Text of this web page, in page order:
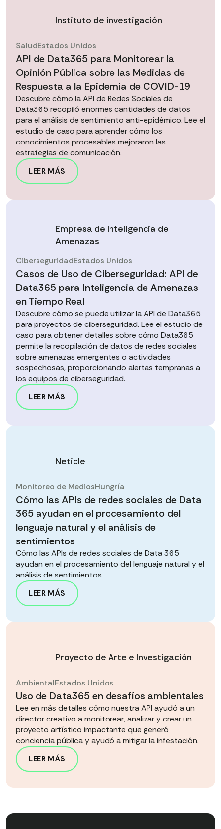
API de Data365 para Monitorear la
Opinión Pública sobre las Medidas de
Respuesta a la Epidemia de COVID-19
Descubre cómo la API de Redes Sociales de
Data365 recopiló enormes cantidades de datos
para el análisis de sentimiento anti-epidémico. Lee el
estudio de caso para aprender cómo los
conocimientos procesables mejoraron las
estrategias de comunicación.
LEER MÁS
Instituto de investigación
SaludEstados Unidos
Casos de Uso de Ciberseguridad: API de
Data365 para Inteligencia de Amenazas
en Tiempo Real
Descubre cómo se puede utilizar la API de Data365
para proyectos de ciberseguridad. Lee el estudio de
caso para obtener detalles sobre cómo Data365
permite la recopilación de datos de redes sociales
sobre amenazas emergentes o actividades
sospechosas, proporcionando alertas tempranas a
los equipos de ciberseguridad.
LEER MÁS
Empresa de Inteligencia de
Amenazas
CiberseguridadEstados Unidos
Cómo las APIs de redes sociales de Data
365 ayudan en el procesamiento del
lenguaje natural y el análisis de
sentimientos
Cómo las APIs de redes sociales de Data 365
ayudan en el procesamiento del lenguaje natural y el
análisis de sentimientos
LEER MÁS
Neticle
Monitoreo de MediosHungría
Uso de Data365 en desafíos ambientales
Lee en más detalles cómo nuestra API ayudó a un
director creativo a monitorear, analizar y crear un
proyecto artístico impactante que generó
conciencia pública y ayudó a mitigar la infestación.
LEER MÁS
Proyecto de Arte e Investigación
AmbientalEstados Unidos